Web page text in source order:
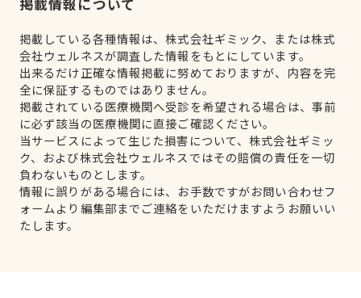
掲載している各種情報は、株式会社ギミック、または株式
会社ウェルネスが調査した情報をもとにしています。
出来るだけ正確な情報掲載に努めておりますが、内容を完
全に保証するものではありません。
掲載されている医療機関へ受診を希望される場合は、事前
に必ず該当の医療機関に直接ご確認ください。
当サービスによって生じた損害について、株式会社ギミッ
ク、および株式会社ウェルネスではその賠償の責任を一切
負わないものとします。
情報に誤りがある場合には、お手数ですがお問い合わせフ
ォームより編集部までご連絡をいただけますようお願いい
たします。